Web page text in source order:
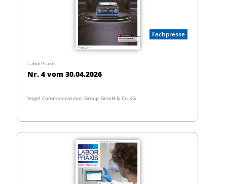
Fachpresse
LaborPraxis
Nr. 4 vom 30.04.2026
Vogel Communications Group GmbH & Co.KG